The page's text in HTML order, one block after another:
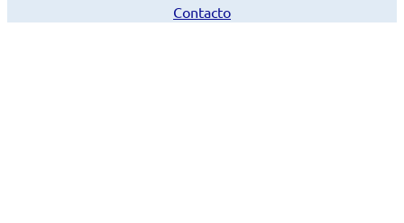
Contacto